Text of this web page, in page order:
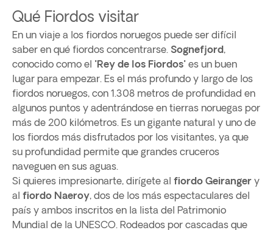
Qué Fiordos visitar
En un viaje a los fiordos noruegos puede ser difícil
saber en qué fiordos concentrarse. Sognefjord,
conocido como el "Rey de los Fiordos" es un buen
lugar para empezar. Es el más profundo y largo de los
fiordos noruegos, con 1.308 metros de profundidad en
algunos puntos y adentrándose en tierras noruegas por
más de 200 kilómetros. Es un gigante natural y uno de
los fiordos más disfrutados por los visitantes, ya que
su profundidad permite que grandes cruceros
naveguen en sus aguas.
Si quieres impresionarte, dirígete al fiordo Geiranger y
al fiordo Naeroy, dos de los más espectaculares del
país y ambos inscritos en la lista del Patrimonio
Mundial de la UNESCO. Rodeados por cascadas que